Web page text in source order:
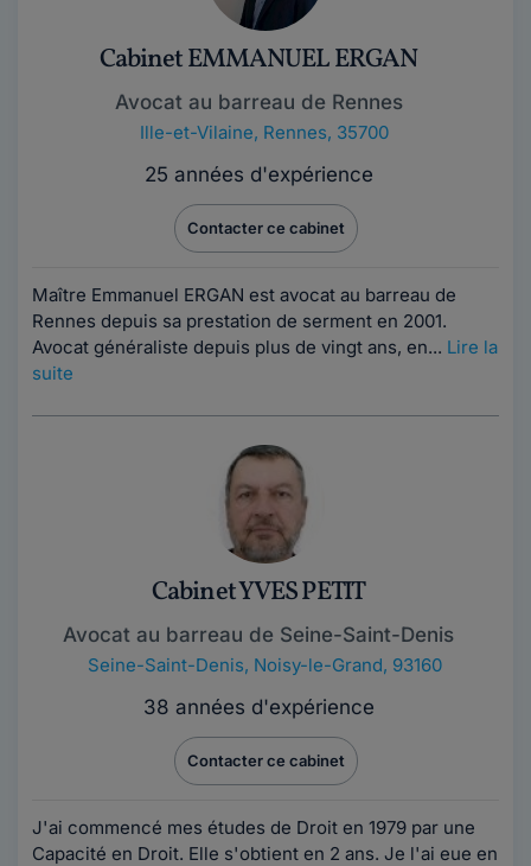
Cabinet EMMANUEL ERGAN
Avocat au barreau de Rennes
Ille-et-Vilaine, Rennes, 35700
25 années d'expérience
Contacter ce cabinet
Maître Emmanuel ERGAN est avocat au barreau de
Rennes depuis sa prestation de serment en 2001.
Avocat généraliste depuis plus de vingt ans, en... Lire la
suite
Cabinet YVES PETIT
Avocat au barreau de Seine-Saint-Denis
Seine-Saint-Denis, Noisy-le-Grand, 93160
38 années d'expérience
Contacter ce cabinet
J'ai commencé mes études de Droit en 1979 par une
Capacité en Droit. Elle s'obtient en 2 ans. Je l'ai eue en